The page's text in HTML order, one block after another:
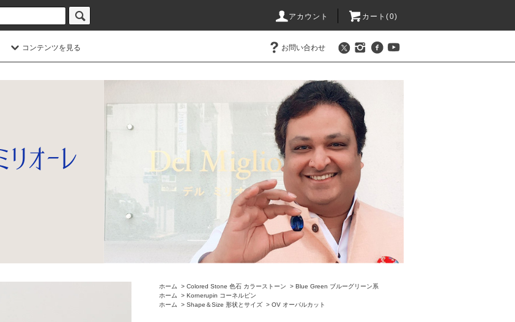
アカウント カート(0)
コンテンツを見る お問い合わせ
ホーム > Colored Stone 色石 カラーストーン > Blue Green ブルーグリーン系
ホーム
> Kornerupin コーネルピン
ホーム
> Shape＆Size 形状とサイズ > OV オーバルカット